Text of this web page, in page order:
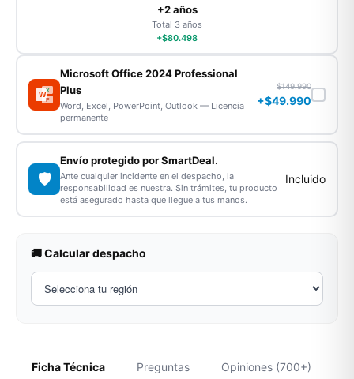
+2 años
Total 3 años
+$80.498
WX
P
Microsoft Office 2024 Professional
Plus
Word, Excel, PowerPoint, Outlook — Licencia
permanente
$149.990
+$49.990
🛡️
Envío protegido por SmartDeal.
Ante cualquier incidente en el despacho, la
responsabilidad es nuestra. Sin trámites, tu producto
está asegurado hasta que llegue a tus manos.
Incluido
🚚 Calcular despacho
Ficha Técnica Preguntas Opiniones (700+)